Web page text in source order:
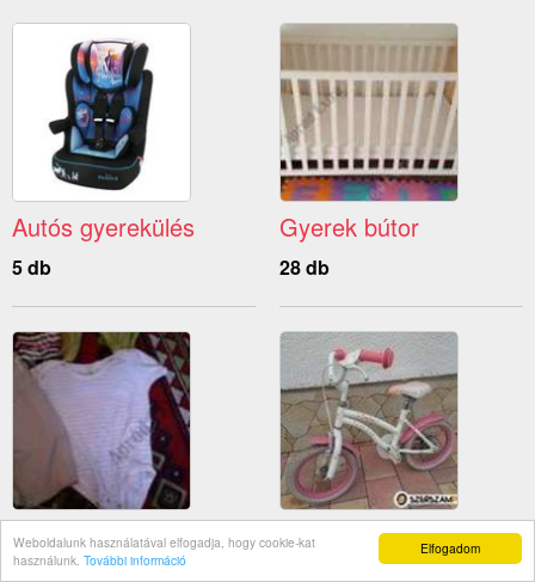
Elfogadom
Weboldalunk használatával elfogadja, hogy cookie-kat
használunk. További információ
Autós gyerekülés
5 db
Gyerek bútor
28 db
Gyerek ruha
174 db
Gyerek bicikli 16"
7 db